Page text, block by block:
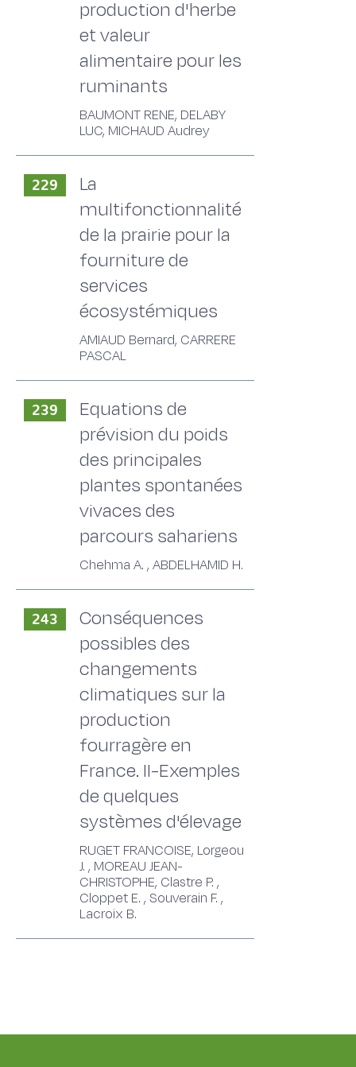
production d'herbe
et valeur
alimentaire pour les
ruminants
BAUMONT RENE, DELABY
LUC, MICHAUD Audrey
229
La
multifonctionnalité
de la prairie pour la
fourniture de
services
écosystémiques
AMIAUD Bernard, CARRERE
PASCAL
239
Equations de
prévision du poids
des principales
plantes spontanées
vivaces des
parcours sahariens
Chehma A. , ABDELHAMID H.
243
Conséquences
possibles des
changements
climatiques sur la
production
fourragère en
France. II-Exemples
de quelques
systèmes d'élevage
RUGET FRANCOISE, Lorgeou
J. , MOREAU JEAN-
CHRISTOPHE, Clastre P. ,
Cloppet E. , Souverain F. ,
Lacroix B.